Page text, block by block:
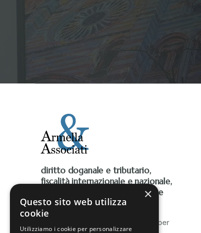
diritto doganale e tributario,
fiscalità internazionale e nazionale,
Iva, accise, fiscalità ambientale e
contenzioso tributario
Lo Studio è al fianco delle imprese per
×
Questo sito web utilizza
cookie
Utilizziamo i cookie per personalizzare